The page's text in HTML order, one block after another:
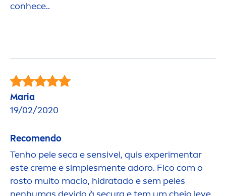
conhece..
Maria
19/02/2020
Recomendo
Tenho pele seca e sensivel, quis experimentar
estecremee simplesmente adoro. Fico com o
rosto muito macio, hidratado e sem peles